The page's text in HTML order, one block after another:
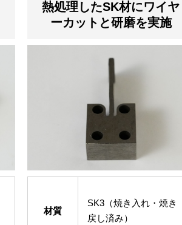
熱処理したSK材にワイヤ
ーカットと研磨を実施
材質
SK3（焼き入れ・焼き
戻し済み）